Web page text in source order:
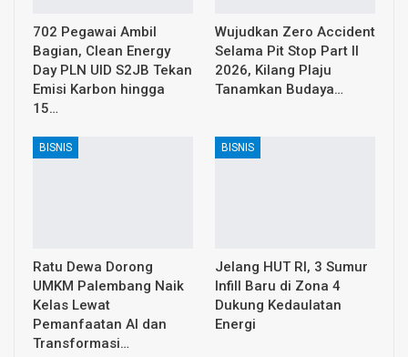
702 Pegawai Ambil
Bagian, Clean Energy
Day PLN UID S2JB Tekan
Emisi Karbon hingga
15…
Wujudkan Zero Accident
Selama Pit Stop Part II
2026, Kilang Plaju
Tanamkan Budaya…
BISNIS
Ratu Dewa Dorong
UMKM Palembang Naik
Kelas Lewat
Pemanfaatan AI dan
Transformasi…
BISNIS
Jelang HUT RI, 3 Sumur
Infill Baru di Zona 4
Dukung Kedaulatan
Energi